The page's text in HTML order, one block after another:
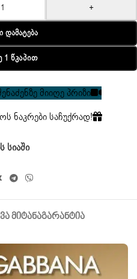
+
Დამატება
1 Წკაპით
მიიღე პრიზი
ნაკრები საჩუქრად!
სიაში
ᲛᲘᲢᲐᲜᲐᲒᲐᲠᲐᲜᲢᲘᲐ